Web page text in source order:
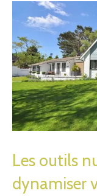
Les outils
dynamiser